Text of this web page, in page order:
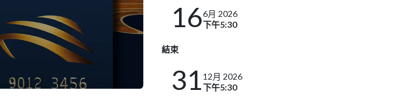
166月 2026
下午5:30
結束
31 12月 2026
下午5:30